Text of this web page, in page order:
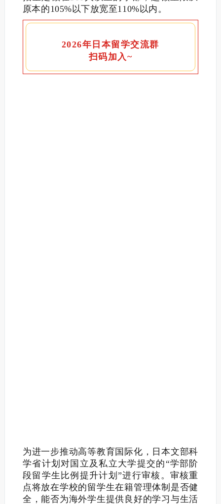
原本的105%以下放宽至110%以内。
2026年日本留学交流群
扫码加入~
为进一步推动高等教育国际化，日本文部科
学省计划对国立及私立大学提交的“学部阶
段留学生比例提升计划”进行审核。审核重
点将放在学校的留学生在籍管理体制是否健
全，能否为海外学生提供良好的学习与生活